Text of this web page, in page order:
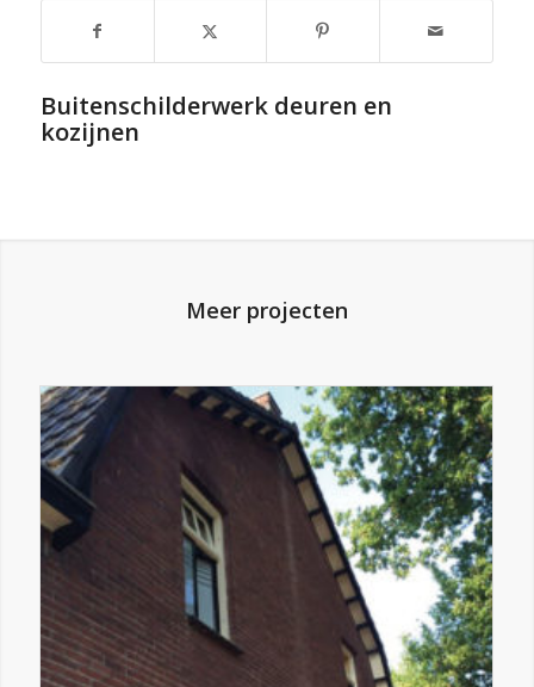
Buitenschilderwerk deuren en
kozijnen
Meer projecten